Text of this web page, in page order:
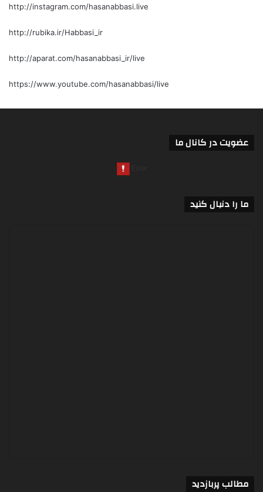
http://instagram.com/hasanabbasi.live
http://rubika.ir/Habbasi_ir
http://aparat.com/hasanabbasi_ir/live
https://www.youtube.com/hasanabbasi/live
عضویت در کانال ما
ما را دنبال کنید
مطالب پربازدید